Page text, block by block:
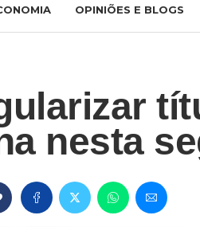
OPINIÕES E BLOGS
nesta